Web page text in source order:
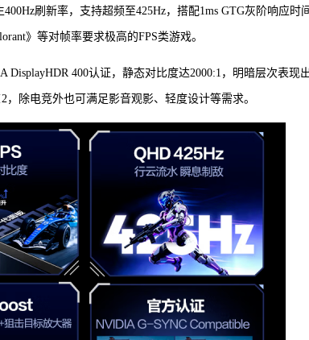
刷新率，支持超频至425Hz，搭配1ms GTG灰阶响应时
》等对帧率要求极高的FPS类游戏。
DisplayHDR 400认证，静态对比度达2000:1，明暗层次表现
，除电竞外也可满足影音观影、轻度设计等需求。